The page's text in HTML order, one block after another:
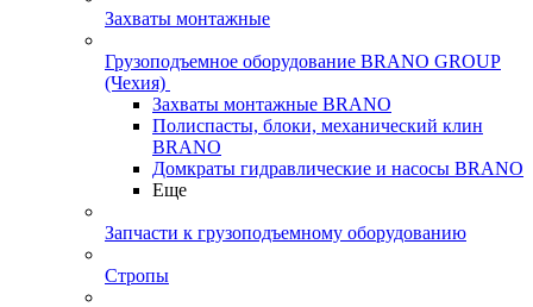
Захваты монтажные
Грузоподъемное оборудование BRANO GROUP
(Чехия)
Захваты монтажные BRANO
Полиспасты, блоки, механический клин
BRANO
Домкраты гидравлические и насосы BRANO
Еще
Запчасти к грузоподъемному оборудованию
Стропы